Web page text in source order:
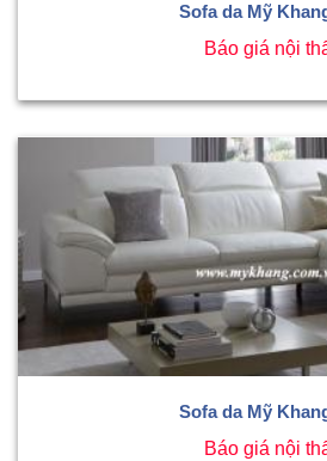
Sofa da Mỹ
Báo giá nội
Sofa da Mỹ
Báo giá nội